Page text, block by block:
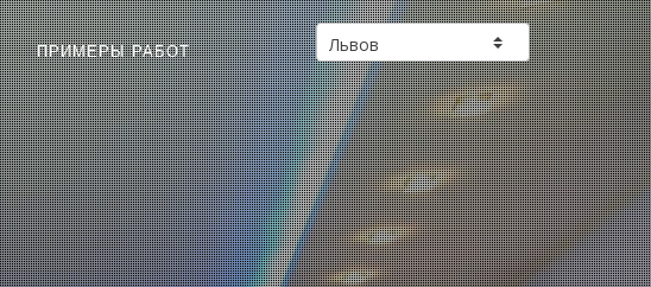
ПРИМЕРЫ РАБОТ